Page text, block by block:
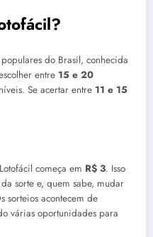
do Brasil, conhecida
entre 15 e 20
Se acertar entre 11 e 15
começa em R$ 3. Isso
sorte e, quem sabe, mudar
sorteios acontecem de
várias oportunidades para